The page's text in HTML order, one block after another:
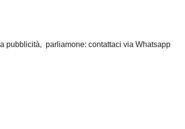
pubblicità, parliamone: contattaci via Whatsapp